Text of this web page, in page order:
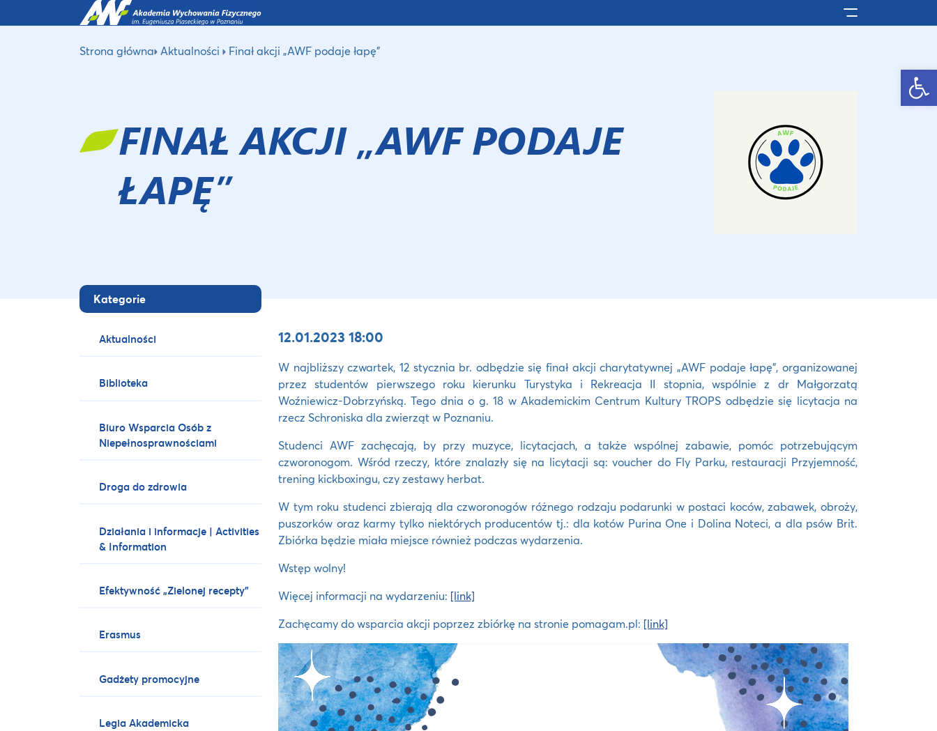
Otwórz pasek narzędzi
Pokaż/ukryj
Strona główna Aktualności Finał akcji „AWF podaje łapę”
FINAŁ AKCJI „AWF PODAJE
ŁAPĘ”
Kategorie
Aktualności
Biblioteka
Biuro Wsparcia Osób z
Niepełnosprawnościami
Droga do zdrowia
Działania i informacje | Activities
& Information
Efektywność „Zielonej recepty”
Erasmus
Gadżety promocyjne
Legia Akademicka
12.01.2023 18:00
W najbliższy czwartek, 12 stycznia br. odbędzie się finał akcji charytatywnej „AWF podaje łapę”, organizowanej
przez studentów pierwszego roku kierunku Turystyka i Rekreacja II stopnia, wspólnie z dr Małgorzatą
Woźniewicz-Dobrzyńską. Tego dnia o g. 18 w Akademickim Centrum Kultury TROPS odbędzie się licytacja na
rzecz Schroniska dla zwierząt w Poznaniu.
Studenci AWF zachęcają, by przy muzyce, licytacjach, a także wspólnej zabawie, pomóc potrzebującym
czworonogom. Wśród rzeczy, które znalazły się na licytacji są: voucher do Fly Parku, restauracji Przyjemność,
trening kickboxingu, czy zestawy herbat.
W tym roku studenci zbierają dla czworonogów różnego rodzaju podarunki w postaci koców, zabawek, obroży,
puszorków oraz karmy tylko niektórych producentów tj.: dla kotów Purina One i Dolina Noteci, a dla psów Brit.
Zbiórka będzie miała miejsce również podczas wydarzenia.
Wstęp wolny!
Więcej informacji na wydarzeniu: [link]
Zachęcamy do wsparcia akcji poprzez zbiórkę na stronie pomagam.pl: [link]